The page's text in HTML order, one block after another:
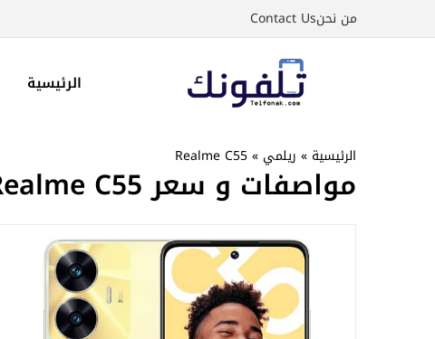
من نحنContact Us
الرئيسية
الرئيسية » ريلمي »
Realme C55
مواصفات و سعر Realme C55